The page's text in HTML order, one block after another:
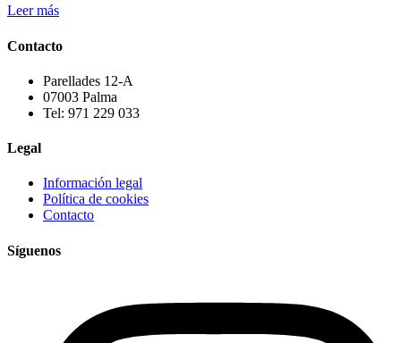
Leer más
Contacto
Parellades 12-A
07003 Palma
Tel: 971 229 033
Legal
Información legal
Política de cookies
Contacto
Síguenos